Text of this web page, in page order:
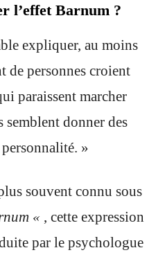
l’effet Barnum ?
expliquer, au moins
de personnes croient
paraissent marcher
semblent donner des
»
souvent connu sous
« , cette expression
par le psychologue